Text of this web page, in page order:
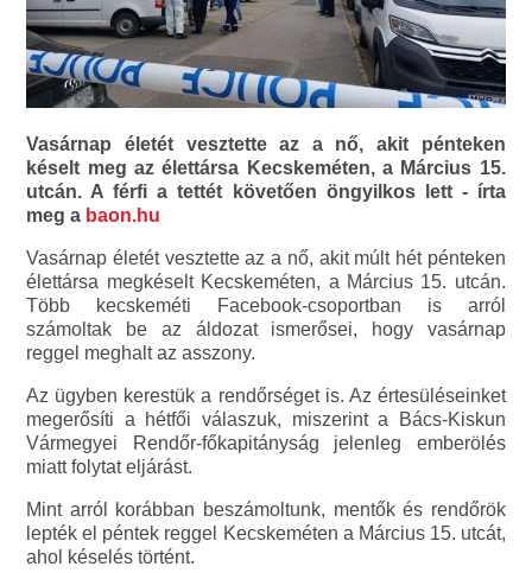
Vasárnap életét vesztette az a nő, akit pénteken
késelt meg az élettársa Kecskeméten, a Március 15.
utcán. A férfi a tettét követően öngyilkos lett - írta
meg a baon.hu
Vasárnap életét vesztette az a nő, akit múlt hét pénteken
élettársa megkéselt Kecskeméten, a Március 15. utcán.
Több kecskeméti Facebook-csoportban is arról
számoltak be az áldozat ismerősei, hogy vasárnap
reggel meghalt az asszony.
Az ügyben kerestük a rendőrséget is. Az értesüléseinket
megerősíti a hétfői válaszuk, miszerint a Bács-Kiskun
Vármegyei Rendőr-főkapitányság jelenleg emberölés
miatt folytat eljárást.
Mint arról korábban beszámoltunk, mentők és rendőrök
lepték el péntek reggel Kecskeméten a Március 15. utcát,
ahol késelés történt.